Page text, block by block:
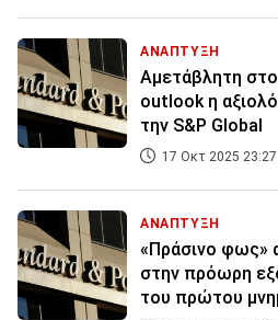
ΑΝΑΠΤΥΞΗ
Αμετάβλητη
outlook η
την S&P Global
17 Οκτ 2025 23:27
ΑΝΑΠΤΥΞΗ
«Πράσινο φως»
στην πρόωρη
του πρώτου